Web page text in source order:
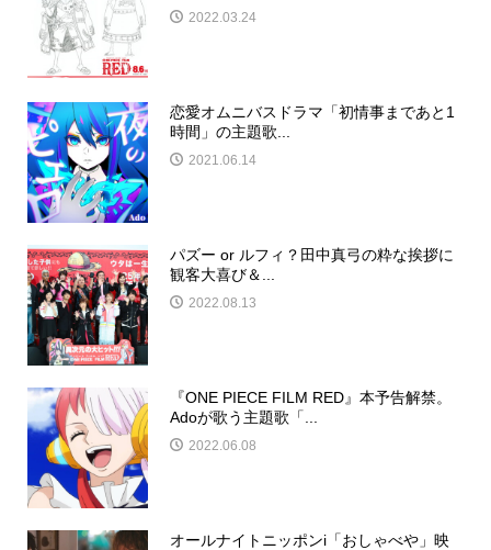
2022.03.24
恋愛オムニバスドラマ「初情事まであと1
時間」の主題歌...
2021.06.14
パズー or ルフィ？田中真弓の粋な挨拶に
観客大喜び＆...
2022.08.13
『ONE PIECE FILM RED』本予告解禁。
Adoが歌う主題歌「...
2022.06.08
オールナイトニッポンi「おしゃべや」映